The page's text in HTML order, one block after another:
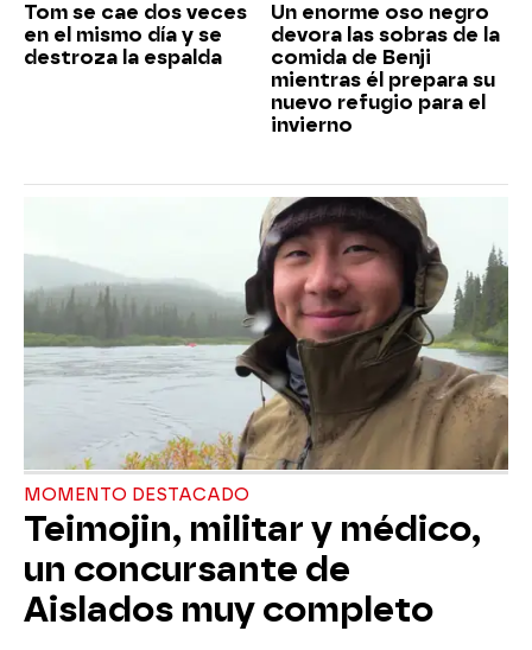
Tom se cae dos veces
en el mismo día y se
destroza la espalda
Un enorme oso negro
devora las sobras de la
comida de Benji
mientras él prepara su
nuevo refugio para el
invierno
MOMENTO DESTACADO
Teimojin, militar y médico,
un concursante de
Aislados muy completo